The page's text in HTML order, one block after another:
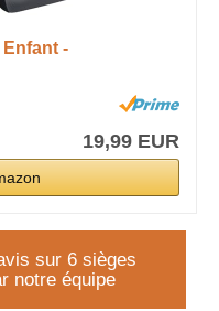
-
19,99 EUR
sur 6 sièges
notre équipe